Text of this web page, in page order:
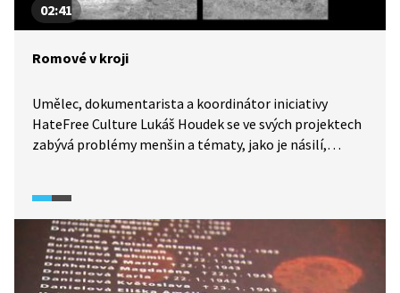
02:41
Romové v kroji
Umělec, dokumentarista a koordinátor iniciativy
HateFree Culture Lukáš Houdek se ve svých projektech
zabývá problémy menšin a tématy, jako je násilí,
které na svých fotografiích oblékl do krojů z míst,
odkud pocházejí. Narazil přitom na předsudky
a stereotypy.